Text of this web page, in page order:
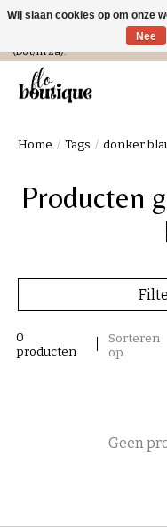
Verzending in NL € 4,99 en
(Do t/m Za).
Home / Tags / donker
Producten
0
producten
Sorteren
op
Geen
Wij slaan cookies op om onze
Nee